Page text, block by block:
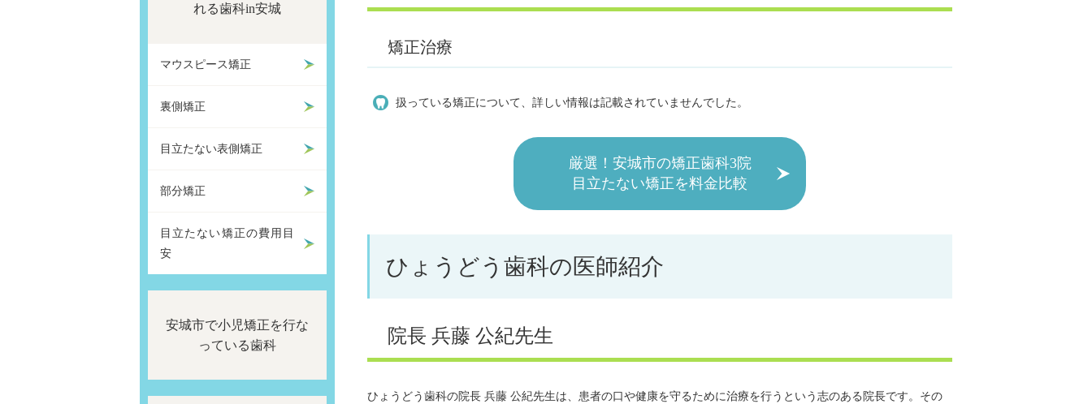
矯正治療
扱っている矯正について、詳しい情報は記載されていませんでした。
厳選！安城市の矯正歯科3院
目立たない矯正を料金比較
ひょうどう歯科の医師紹介
院長 兵藤 公紀先生
ひょうどう歯科の院長 兵藤 公紀先生は、患者の口や健康を守るために治療を行うという志のある院長です。その
れる歯科in安城
マウスピース矯正
裏側矯正
目立たない表側矯正
部分矯正
目立たない矯正の費用目
安
安城市で小児矯正を行な
っている歯科